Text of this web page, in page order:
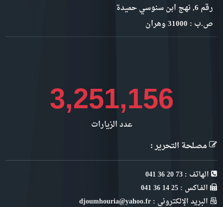
رقم 6, نهج ابن سنوسي حميدة
ص.ب : 31000 وهران
3,657,545
عدد الزيارات
مصلحة التحرير :
الهاتف : 73 20 36 041
الفـاكس : 25 14 36 041
البريد الإلكتروني : djoumhouria@yahoo.fr